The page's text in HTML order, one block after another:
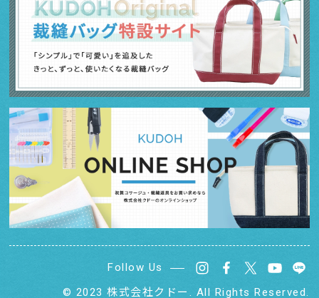
Follow Us
© 2023株式会社クドー. All Rights Reserved.